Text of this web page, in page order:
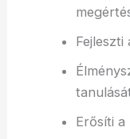
Fejleszti
Erősíti a